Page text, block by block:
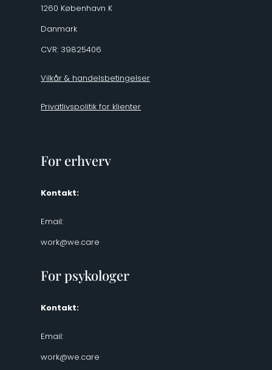
1260 København K
Danmark
CVR: 39825406
Vilkår & handelsbetingelser
Privatlivspolitik for klienter
For erhverv
Kontakt:
Email:
work@we.care
For psykologer
Kontakt:
Email:
work@we.care